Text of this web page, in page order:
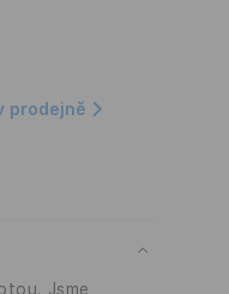
prodejně
Jsme